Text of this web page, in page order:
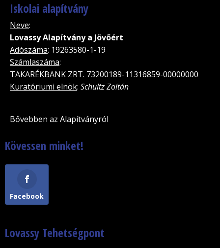
Iskolai alapítvány
Neve:
Lovassy Alapítvány a Jövõért
Adószáma: 19263580-1-19
Számlaszáma:
TAKARÉKBANK ZRT. 73200189-11316859-00000000
Kuratóriumi elnök: Schultz Zoltán
Bővebben az Alapítványról
Kövessen minket!
Facebook
Lovassy Tehetségpont